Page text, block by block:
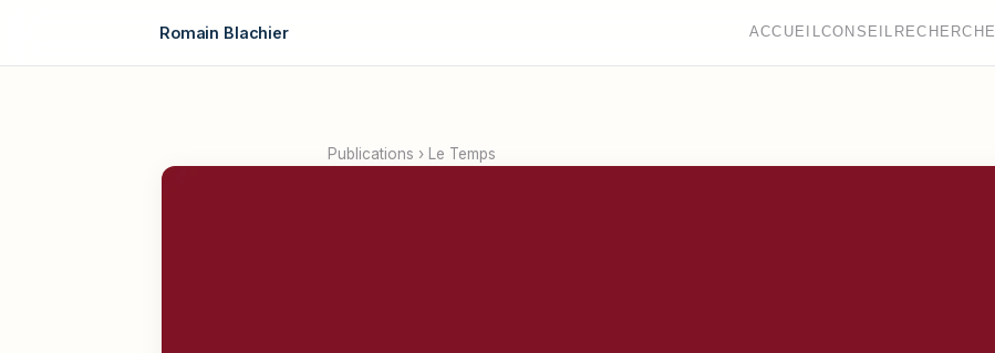
Romain Blachier ACCUEILCONSEIL RECHERCHE
Publications › Le Temps